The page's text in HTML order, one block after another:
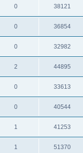
0 38121
0 36854
0 32982
2 44895
0 33613
0 40544
1 41253
1 51370